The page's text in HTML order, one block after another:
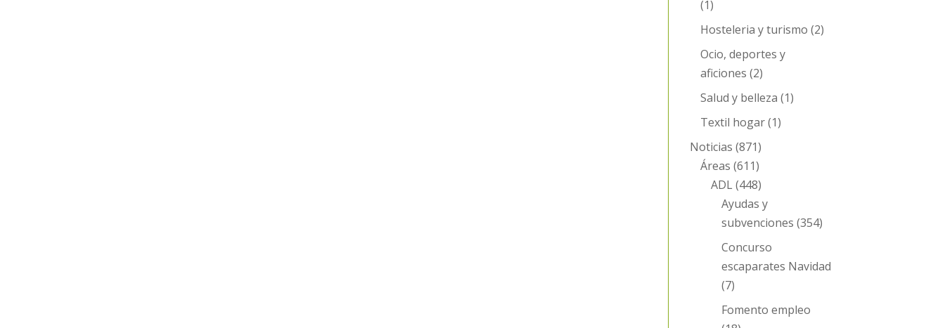
(1)
Hosteleria y turismo (2)
Ocio, deportes y
aficiones (2)
Salud y belleza (1)
Textil hogar(1)
Noticias (871)
Áreas (611)
ADL(448)
Ayudas y
subvenciones (354)
Concurso
escaparates Navidad
(7)
Fomento empleo